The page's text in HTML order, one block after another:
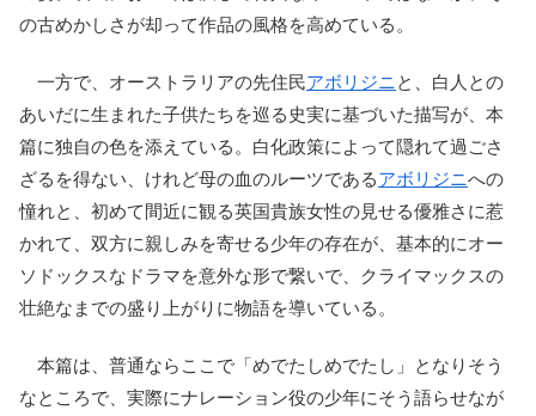
の古めかしさが却って作品の風格を高めている。
一方で、オーストラリアの先住民アボリジニと、白人との
あいだに生まれた子供たちを巡る史実に基づいた描写が、本
篇に独自の色を添えている。白化政策によって隠れて過ごさ
ざるを得ない、けれど母の血のルーツであるアボリジニへの
憧れと、初めて間近に観る英国貴族女性の見せる優雅さに惹
かれて、双方に親しみを寄せる少年の存在が、基本的にオー
ソドックスなドラマを意外な形で繋いで、クライマックスの
壮絶なまでの盛り上がりに物語を導いている。
本篇は、普通ならここで「めでたしめでたし」となりそう
なところで、実際にナレーション役の少年にそう語らせなが